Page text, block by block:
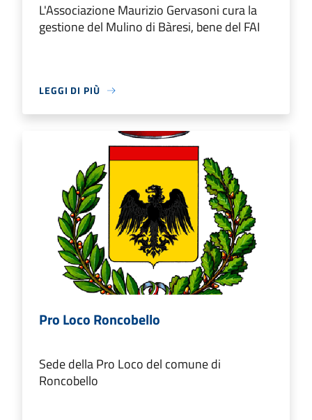
L'Associazione Maurizio Gervasoni cura la
gestione del Mulino di Bàresi, bene del FAI
LEGGI DI PIÙ
Pro Loco Roncobello
Sede della Pro Loco del comune di
Roncobello